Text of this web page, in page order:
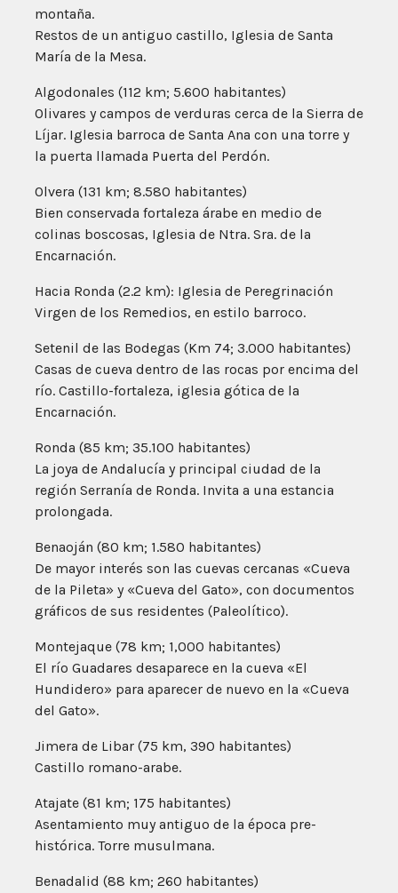
montaña.
Restos de un antiguo castillo, Iglesia de Santa
María de la Mesa.
Algodonales (112 km; 5.600 habitantes)
Olivares y campos de verduras cerca de la Sierra de
Líjar. Iglesia barroca de Santa Ana con una torre y
la puerta llamada Puerta del Perdón.
Olvera (131 km; 8.580 habitantes)
Bien conservada fortaleza árabe en medio de
colinas boscosas, Iglesia de Ntra. Sra. de la
Encarnación.
Hacia Ronda (2.2 km): Iglesia de Peregrinación
Virgen de los Remedios, en estilo barroco.
Setenil de las Bodegas (Km 74; 3.000 habitantes)
Casas de cueva dentro de las rocas por encima del
río. Castillo-fortaleza, iglesia gótica de la
Encarnación.
Ronda (85 km; 35.100 habitantes)
La joya de Andalucía y principal ciudad de la
región Serranía de Ronda. Invita a una estancia
prolongada.
Benaoján (80 km; 1.580 habitantes)
De mayor interés son las cuevas cercanas «Cueva
de la Pileta» y «Cueva del Gato», con documentos
gráficos de sus residentes (Paleolítico).
Montejaque (78 km; 1,000 habitantes)
El río Guadares desaparece en la cueva «El
Hundidero» para aparecer de nuevo en la «Cueva
del Gato».
Jimera de Libar (75 km, 390 habitantes)
Castillo romano-arabe.
Atajate (81 km; 175 habitantes)
Asentamiento muy antiguo de la época pre-
histórica. Torre musulmana.
Benadalid (88 km; 260 habitantes)